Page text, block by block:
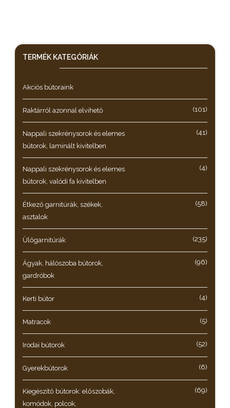
TERMÉK KATEGÓRIÁK
Akciós bútoraink
Raktárról azonnal elvihető (101)
Nappali szekrénysorok és elemes
bútorok, laminált kivitelben
(41)
Nappali szekrénysorok és elemes
bútorok, valódi fa kivitelben
(4)
Étkező garnitúrák, székek,
asztalok
(58)
Ülőgarnitúrák (235)
Ágyak, hálószoba bútorok,
gardróbok
(96)
Kerti bútor (4)
Matracok (5)
Irodai bútorok (52)
Gyerekbútorok (6)
Kiegészítő bútorok: előszobák,
komódok, polcok,
(69)